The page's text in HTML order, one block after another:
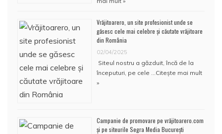
Vrăjitoarero, un site profesionist unde se
găsesc cele mai celebre și căutate vrăjitoare
din România
02/04/2025
Siteul nostru a găzduit, încă de la
începuturi, pe cele … Citește mai mult
»
Campanie de promovare pe vrăjitoarero.com
și pe siteurile Segra Media București